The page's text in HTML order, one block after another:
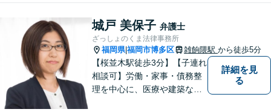
現実的な解決策をご提案いた
しますので、まずはお気軽に
ご相談ください。
城戸 美保子 弁護士
ざっしょのくま法律事務所
福岡県|福岡市博多区 雑餉隈駅 から徒歩5分
【桜並木駅徒歩3分】【子連れ
相談可】労働・家事・債務整
理を中心に、医療や建築など
詳細を見
る